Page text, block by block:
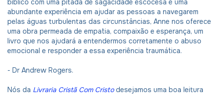
abundante experiência em ajudar as pessoas a navegarem
pelas águas turbulentas das circunstâncias, Anne nos oferece
uma obra permeada de empatia, compaixão e esperança, um
livro que nos ajudará a entendermos corretamente o abuso
emocional e responder a essa experiência traumática.
- Dr Andrew Rogers.
Nós da Livraria Cristã Com Cristo desejamos uma boa leitura